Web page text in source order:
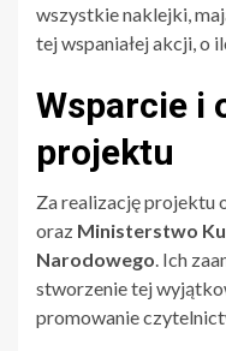
wszystkie naklejki,
tej wspaniałej akcji, o
Wsparcie i
projektu
Za realizację projektu
oraz Ministerstwo
Narodowego . Ich
stworzenie tej
promowanie